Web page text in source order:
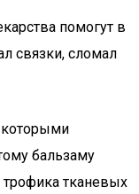
помогут в
связки, сломал
которыми
бальзаму
трофика тканевых